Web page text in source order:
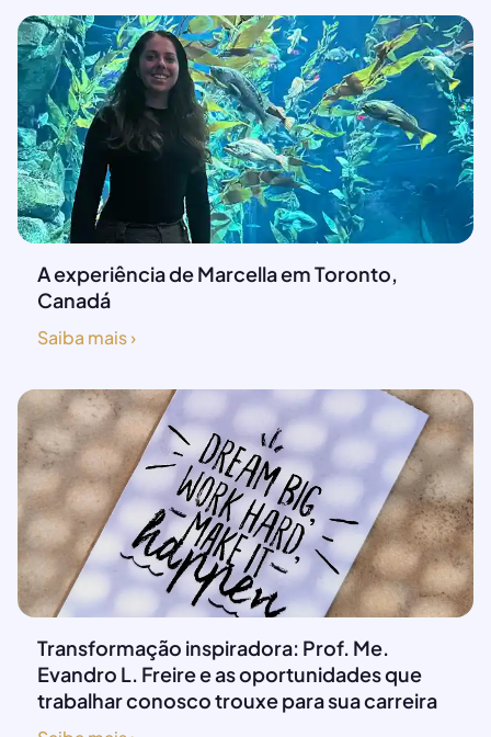
A experiência de Marcella em Toronto,
Canadá
Saiba mais ›
Transformação inspiradora: Prof. Me.
Evandro L. Freire e as oportunidades que
trabalhar conosco trouxe para sua carreira